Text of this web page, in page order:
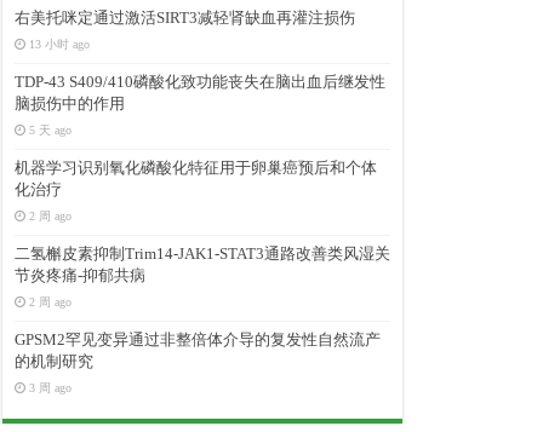
右美托咪定通过激活SIRT3减轻肾缺血再灌注损伤
13 小时 ago
TDP-43 S409/410磷酸化致功能丧失在脑出血后继发性
脑损伤中的作用
5 天 ago
机器学习识别氧化磷酸化特征用于卵巢癌预后和个体
化治疗
2 周 ago
二氢槲皮素抑制Trim14-JAK1-STAT3通路改善类风湿关
节炎疼痛-抑郁共病
2 周 ago
GPSM2罕见变异通过非整倍体介导的复发性自然流产
的机制研究
3 周 ago